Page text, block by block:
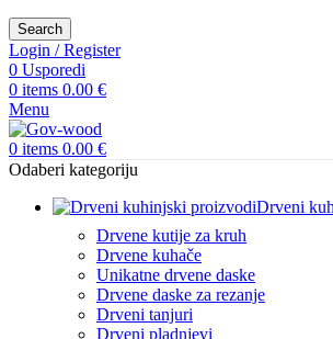
Search
Login / Register
0 Usporedi
0 items 0.00 €
Menu
0 items 0.00 €
Odaberi kategoriju
Drveni
Drvene kutije za kruh
Drvene kuhače
Unikatne drvene daske
Drvene daske za rezanje
Drveni tanjuri
Drveni pladnjevi